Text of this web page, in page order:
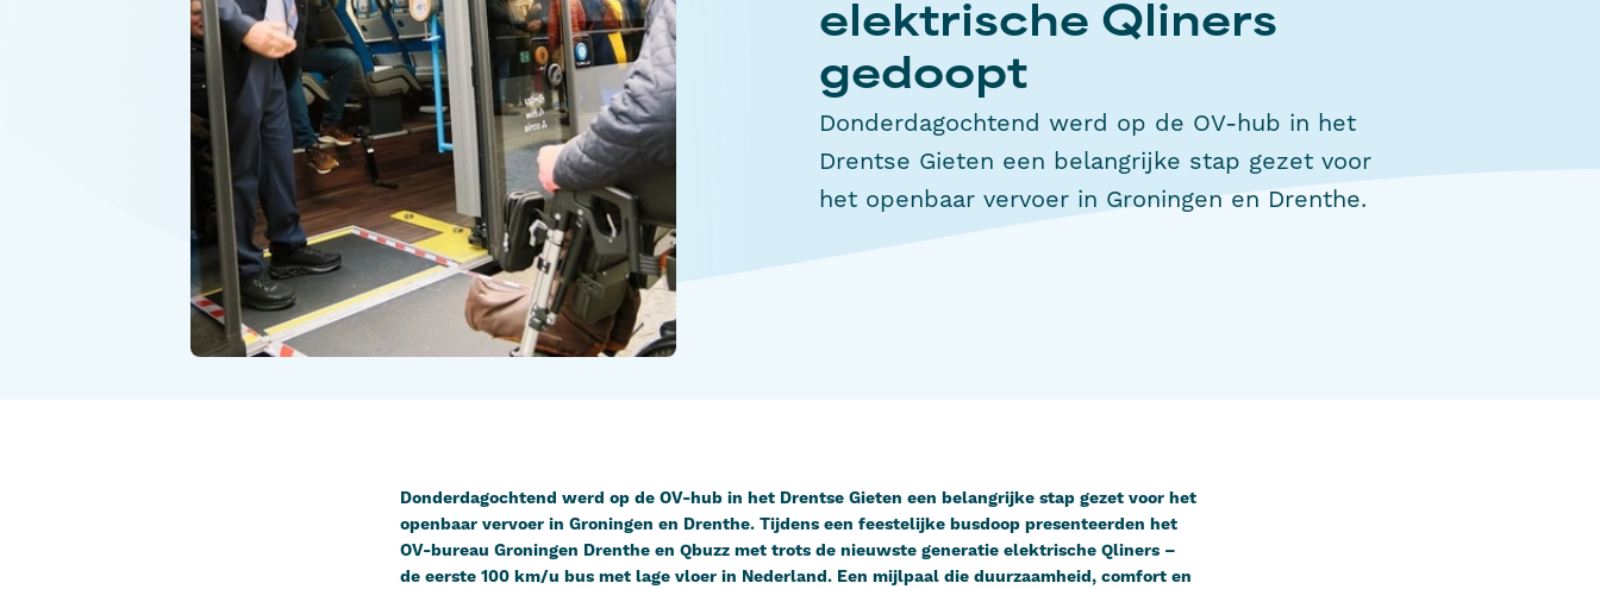
elektrische Qliners
gedoopt
Donderdagochtend werd op de OV-hub in het
Drentse Gieten een belangrijke stap gezet voor
het openbaar vervoer in Groningen en Drenthe.
Donderdagochtend werd op de OV-hub in het Drentse Gieten een belangrijke stap gezet voor het
openbaar vervoer in Groningen en Drenthe. Tijdens een feestelijke busdoop presenteerden het
OV-bureau Groningen Drenthe en Qbuzz met trots de nieuwste generatie elektrische Qliners –
de eerste 100 km/u bus met lage vloer in Nederland. Een mijlpaal die duurzaamheid, comfort en